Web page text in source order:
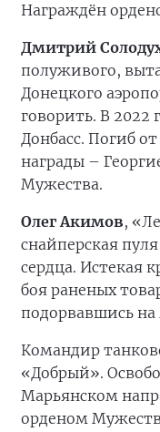
Награждён
Дмитрий
полуживого,
Донецкого
говорить. В 2022
Донбасс. Погиб
награды –
Мужества.
Олег Акимов,
снайперская
сердца. Истекая
боя раненых
подорвавшись
Командир
«Добрый».
Марьянском
орденом